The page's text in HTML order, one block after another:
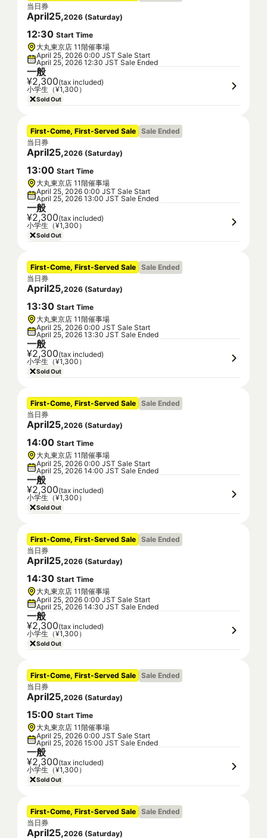
当日券
April25,2026 (Saturday)
12:30 Start Time
大丸東京店 11階催事場
April 25, 2026 0:00 JST Sale Start
April 25, 2026 12:30 JST Sale Ended
一般
¥2,300(tax included)
小学生（¥1,300）
Sold Out
First-Come, First-Served Sale Sale Ended
当日券
April25,2026 (Saturday)
13:00 Start Time
大丸東京店 11階催事場
April 25, 2026 0:00 JST Sale Start
April 25, 2026 13:00 JST Sale Ended
一般
¥2,300(tax included)
小学生（¥1,300）
Sold Out
First-Come, First-Served Sale Sale Ended
当日券
April25,2026 (Saturday)
13:30 Start Time
大丸東京店 11階催事場
April 25, 2026 0:00 JST Sale Start
April 25, 2026 13:30 JST Sale Ended
一般
¥2,300(tax included)
小学生（¥1,300）
Sold Out
First-Come, First-Served Sale Sale Ended
当日券
April25,2026 (Saturday)
14:00 Start Time
大丸東京店 11階催事場
April 25, 2026 0:00 JST Sale Start
April 25, 2026 14:00 JST Sale Ended
一般
¥2,300(tax included)
小学生（¥1,300）
Sold Out
First-Come, First-Served Sale Sale Ended
当日券
April25,2026 (Saturday)
14:30 Start Time
大丸東京店 11階催事場
April 25, 2026 0:00 JST Sale Start
April 25, 2026 14:30 JST Sale Ended
一般
¥2,300(tax included)
小学生（¥1,300）
Sold Out
First-Come, First-Served Sale Sale Ended
当日券
April25,2026 (Saturday)
15:00 Start Time
大丸東京店 11階催事場
April 25, 2026 0:00 JST Sale Start
April 25, 2026 15:00 JST Sale Ended
一般
¥2,300(tax included)
小学生（¥1,300）
Sold Out
First-Come, First-Served Sale Sale Ended
当日券
April25,2026 (Saturday)